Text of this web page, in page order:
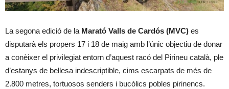
La segona edició de la Marató Valls de Cardós (MVC) es
disputarà els propers 17 i 18 de maig amb l’únic objectiu de donar
a conèixer el privilegiat entorn d’aquest racó del Pirineu català, ple
d’estanys de bellesa indescriptible, cims escarpats de més de
2.800 metres, tortuosos senders i bucòlics pobles pirinencs.